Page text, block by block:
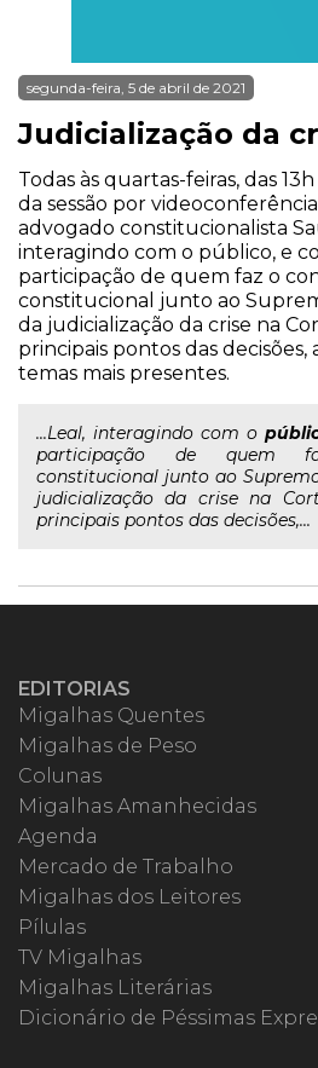
segunda-feira, 5 de abril de 2021
Judicialização da
Todas às quartas-feiras, das
da sessão por
advogado constitucionalista
interagindo com o público, e
participação de quem faz o
constitucional junto ao
da judicialização da crise na
principais pontos das decisões,
temas mais presentes.
...Leal, interagindo com o
participação de quem
constitucional junto ao
judicialização da crise na
principais pontos das decisões,...
EDITORIAS
Migalhas Quentes
Migalhas de Peso
Colunas
Migalhas Amanhecidas
Agenda
Mercado de Trabalho
Migalhas dos Leitores
Pílulas
TV Migalhas
Migalhas Literárias
Dicionário de Péssimas